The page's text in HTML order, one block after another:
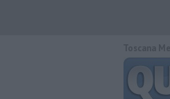
quotidiano